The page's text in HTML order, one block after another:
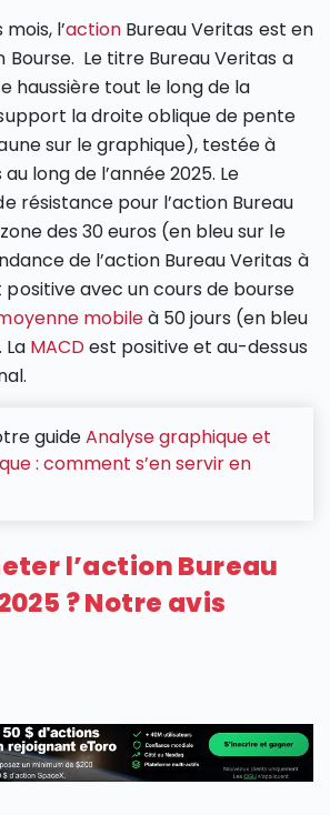
l’action Bureau Veritas est en
Bourse. Le titre Bureau Veritas a
haussière tout le long de la
la droite oblique de pente
sur le graphique), testée à
long de l’année 2025. Le
résistance pour l’action Bureau
des 30 euros (en bleu sur le
de l’action Bureau Veritas à
avec un cours de bourse
mobileà 50 jours (en bleu
MACDest positive et au-dessus
guideAnalyse graphique et
: comment s’en servir en
l’action Bureau
? Notre avis